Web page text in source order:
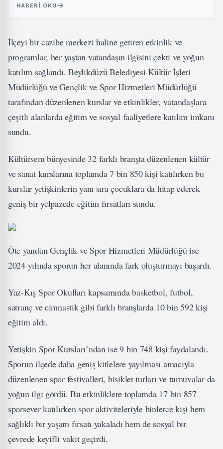
HABERI OKU
İlçeyi bir cazibe merkezi haline getiren etkinlik ve
programlar, her yaştan vatandaşın ilgisini çekti ve yoğun
katılım sağlandı. Beylikdüzü Belediyesi Kültür İşleri
Müdürlüğü ve Gençlik ve Spor Hizmetleri Müdürlüğü
tarafından düzenlenen kurslar ve etkinlikler, vatandaşlara
çeşitli alanlarda eğitim ve sosyal faaliyetlere katılım imkanı
sundu.
Kültürsem bünyesinde 32 farklı branşta düzenlenen kültür
ve sanat kurslarına toplamda 7 bin 850 kişi katılırken bu
kurslar yetişkinlerin yanı sıra çocuklara da hitap ederek
geniş bir yelpazede eğitim fırsatları sundu.
Öte yandan Gençlik ve Spor Hizmetleri Müdürlüğü ise
2024 yılında sporun her alanında fark oluşturmayı başardı.
Yaz-Kış Spor Okulları kapsamında basketbol, futbol,
satranç ve cimnastik gibi farklı branşlarda 10 bin 592 kişi
eğitim aldı.
Yetişkin Spor Kursları’ndan ise 9 bin 748 kişi faydalandı.
Sporun ilçede daha geniş kitlelere yayılması amacıyla
düzenlenen spor festivalleri, bisiklet turları ve turnuvalar da
yoğun ilgi gördü. Bu etkinliklere toplamda 17 bin 857
sporsever katılırken spor aktiviteleriyle binlerce kişi hem
sağlıklı bir yaşam fırsatı yakaladı hem de sosyal bir
çevrede keyifli vakit geçirdi.